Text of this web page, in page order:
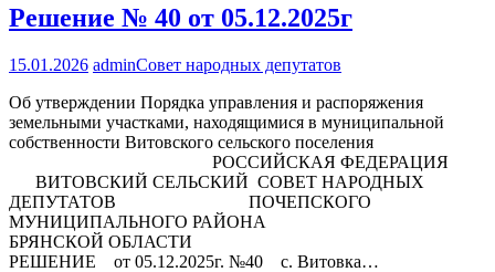
Решение № 40 от 05.12.2025г
15.01.2026 adminСовет народных депутатов
Об утверждении Порядка управления и распоряжения
земельными участками, находящимися в муниципальной
собственности Витовского сельского поселения
РОССИЙСКАЯ ФЕДЕРАЦИЯ
ВИТОВСКИЙ СЕЛЬСКИЙ СОВЕТ НАРОДНЫХ
ДЕПУТАТОВ ПОЧЕПСКОГО
МУНИЦИПАЛЬНОГО РАЙОНА
БРЯНСКОЙ ОБЛАСТИ
РЕШЕНИЕ от 05.12.2025г. №40 с. Витовка…